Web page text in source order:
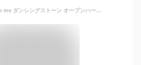
刻印無料 close to me ダンシングストーン オープンハート プレート シルバー ペア ネックレス シルバーアクセサリー メンズ レディース お揃い シルバー925 ジルコニア ピンクゴールド ダイヤモンド ブランド プレゼント カップル 人気 おしゃれ 刻印